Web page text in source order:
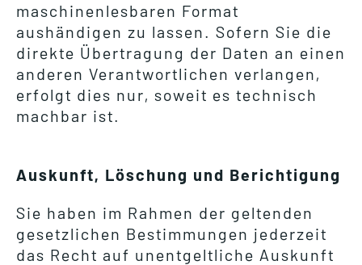
maschinenlesbaren Format
aushändigen zu lassen. Sofern Sie die
direkte Übertragung der Daten an einen
anderen Verantwortlichen verlangen,
erfolgt dies nur, soweit es technisch
machbar ist.
Auskunft, Löschung und Berichtigung
Sie haben im Rahmen der geltenden
gesetzlichen Bestimmungen jederzeit
das Recht auf unentgeltliche Auskunft